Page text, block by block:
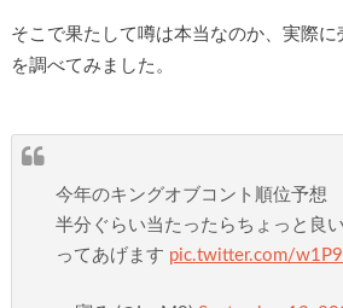
そこで果たして噂は本当なのか、実際
を調べてみました。
今年のキングオブコント順位予想
半分ぐらい当たったらちょっと良
ってあげます pic.twitter.com/